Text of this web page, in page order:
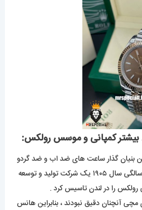
بیشتر کمپانی و موسس رولکس:
بنیان گذار ساعت های ضد اب و ضد گردو
غبار بود ک در سن ۲۴ سالگی سال ۱۹۰۵ یک شرکت تولید و توسعه
را در لندن تاسیس کرد .
آنچنان دقیق نبودند ، بنابراین هانس